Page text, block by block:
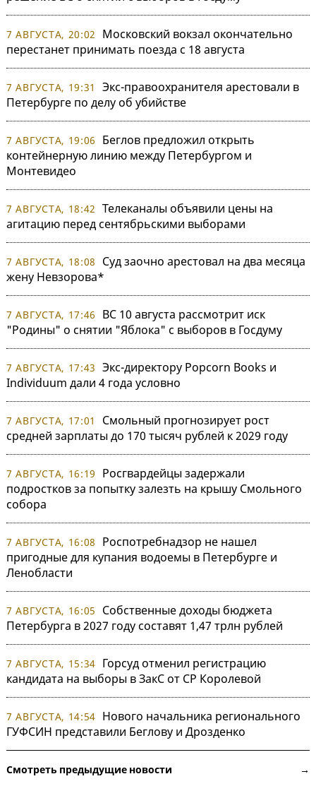
7 АВГУСТА, 20:02
Московский вокзал окончательно
перестанет принимать поезда с 18 августа
7 АВГУСТА, 19:31
Экс-правоохранителя арестовали в
Петербурге по делу об убийстве
7 АВГУСТА, 19:06
Беглов предложил открыть
контейнерную линию между Петербургом и
Монтевидео
7 АВГУСТА, 18:42 Телеканалы объявили цены на
агитацию перед сентябрьскими выборами
7 АВГУСТА, 18:08
Суд заочно арестовал на два месяца
жену Невзорова*
7 АВГУСТА, 17:46
ВС 10 августа рассмотрит иск
"Родины" о снятии "Яблока" с выборов в Госдуму
7 АВГУСТА, 17:43 Экс-директору Popcorn Books и
Individuum дали 4 года условно
7 АВГУСТА, 17:01
Смольный прогнозирует рост
средней зарплаты до 170 тысяч рублей к 2029 году
7 АВГУСТА, 16:19
Росгвардейцы задержали
подростков за попытку залезть на крышу Смольного
собора
7 АВГУСТА, 16:08
Роспотребнадзор не нашел
пригодные для купания водоемы в Петербурге и
Ленобласти
7 АВГУСТА, 16:05
Собственные доходы бюджета
Петербурга в 2027 году составят 1,47 трлн рублей
7 АВГУСТА, 15:34 Горсуд отменил регистрацию
кандидата на выборы в ЗакС от СР Королевой
7 АВГУСТА, 14:54 Нового начальника регионального
ГУФСИН представили Беглову и Дрозденко
Смотреть предыдущие новости →